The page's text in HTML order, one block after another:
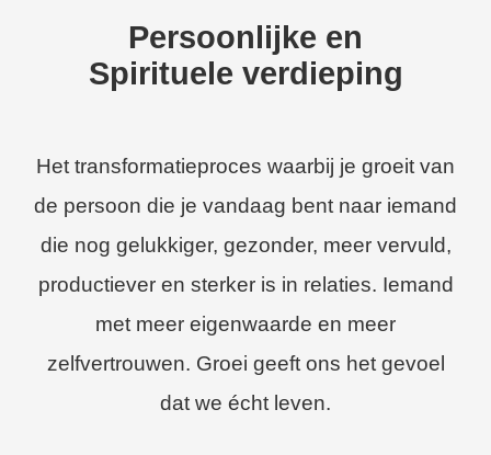
Persoonlijke en
Spirituele verdieping
Het transformatieproces waarbij je groeit van
de persoon die je vandaag bent naar iemand
die nog gelukkiger, gezonder, meer vervuld,
productiever en sterker is in relaties. Iemand
met meer eigenwaarde en meer
zelfvertrouwen. Groei geeft ons het gevoel
dat we écht leven.